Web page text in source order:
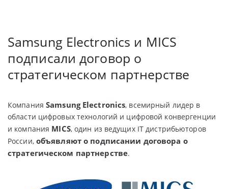
Samsung Electronics и MICS
подписали договор о
стратегическом партнерстве
КомпанияSamsung Electronics, всемирный лидер в
области цифровых технологий и цифровой конвергенции
и компания MICS, один из ведущих IT дистрибьюторов
России, объявляют о подписании договора о
стратегическом партнерстве.